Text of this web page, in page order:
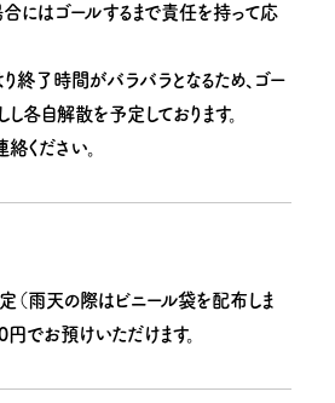
にはゴールするまで責任を持って応
終了時間がバラバラとなるため、ゴー
各自解散を予定しております。
ください。
（雨天の際はビニール袋を配布しま
でお預けいただけます。